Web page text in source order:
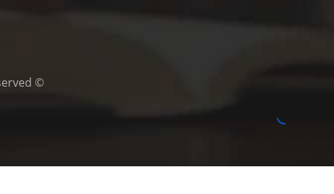
© Copyright © MazinaniDivorceLawyers.com 2021/All Rights Reserved